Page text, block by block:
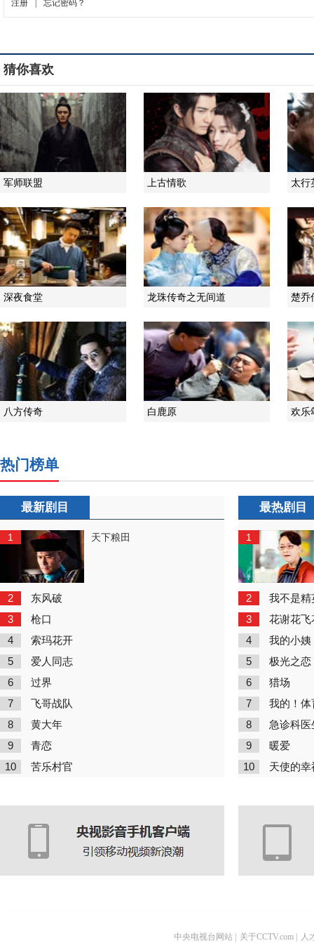
猜你喜欢
军师联盟 上古情歌 太行
深夜食堂 龙珠传奇之无间道 楚乔
八方传奇 白鹿原 欢乐
热门榜单
最新剧目
1 天下粮田
2 东风破
3 枪口
4 索玛花开
5 爱人同志
6 过界
7 飞哥战队
8 黄大年
9 青恋
10 苦乐村官
最热剧目
1
2 我不是精
3 花谢花飞
4 我的小姨
5 极光之恋
6 猎场
7 我的！体
8 急诊科医
9 暖爱
10 天使的幸
中央电视台网站 关于CCTV.com 人